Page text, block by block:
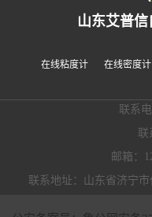
山东艾普
在线粘度计 在线密度计
联系
联
邮箱：
联系地址：山东省济宁